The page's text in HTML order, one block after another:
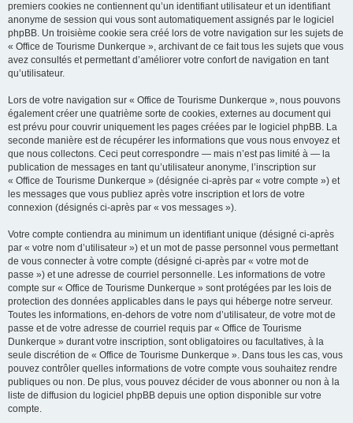
premiers cookies ne contiennent qu’un identifiant utilisateur et un identifiant
anonyme de session qui vous sont automatiquement assignés par le logiciel
phpBB. Un troisième cookie sera créé lors de votre navigation sur les sujets de
« Office de Tourisme Dunkerque », archivant de ce fait tous les sujets que vous
avez consultés et permettant d’améliorer votre confort de navigation en tant
qu’utilisateur.
Lors de votre navigation sur « Office de Tourisme Dunkerque », nous pouvons
également créer une quatrième sorte de cookies, externes au document qui
est prévu pour couvrir uniquement les pages créées par le logiciel phpBB. La
seconde manière est de récupérer les informations que vous nous envoyez et
que nous collectons. Ceci peut correspondre — mais n’est pas limité à — la
publication de messages en tant qu’utilisateur anonyme, l’inscription sur
« Office de Tourisme Dunkerque » (désignée ci-après par « votre compte ») et
les messages que vous publiez après votre inscription et lors de votre
connexion (désignés ci-après par « vos messages »).
Votre compte contiendra au minimum un identifiant unique (désigné ci-après
par « votre nom d’utilisateur ») et un mot de passe personnel vous permettant
de vous connecter à votre compte (désigné ci-après par « votre mot de
passe ») et une adresse de courriel personnelle. Les informations de votre
compte sur « Office de Tourisme Dunkerque » sont protégées par les lois de
protection des données applicables dans le pays qui héberge notre serveur.
Toutes les informations, en-dehors de votre nom d’utilisateur, de votre mot de
passe et de votre adresse de courriel requis par « Office de Tourisme
Dunkerque » durant votre inscription, sont obligatoires ou facultatives, à la
seule discrétion de « Office de Tourisme Dunkerque ». Dans tous les cas, vous
pouvez contrôler quelles informations de votre compte vous souhaitez rendre
publiques ou non. De plus, vous pouvez décider de vous abonner ou non à la
liste de diffusion du logiciel phpBB depuis une option disponible sur votre
compte.